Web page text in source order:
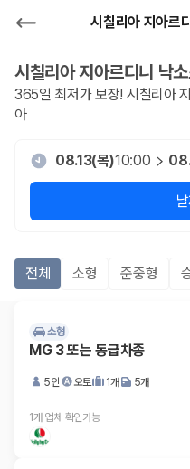
시칠리아 지아르
시칠리아 지아르디니 낙
365일 최저가 보장! 시칠리아
아
08.13(목)10:00
전체 소형 준중형
소형
MG 3 또는 동급차종
5인 오토 1개 5개
1개 업체 확인가능